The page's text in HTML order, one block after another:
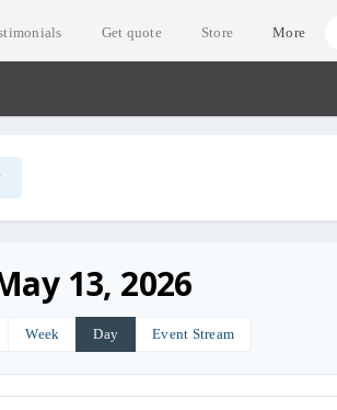
Get quote Store More
13, 2026
Week Day Event Stream